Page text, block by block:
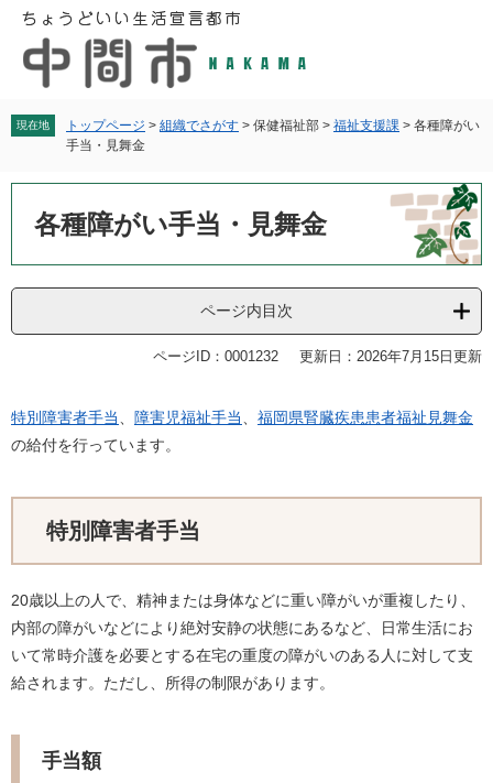
へ
現在地 トップページ > 組織でさがす > 保健福祉部 > 福祉支援課 > 各種障がい
手当・見舞金
各種障がい手当・見舞金
ページ内目次
ページID：0001232 更新日：2026年7月15日更新
特別障害者手当 障害児福祉手当
福岡県腎臓疾患患者福祉見舞金
の給付を行っています。
特別障害者手当
20歳以上の人で、精神または身体などに重い障がいが重複したり、
内部の障がいなどにより絶対安静の状態にあるなど、日常生活にお
いて常時介護を必要とする在宅の重度の障がいのある人に対して支
給されます。ただし、所得の制限があります。
手当額